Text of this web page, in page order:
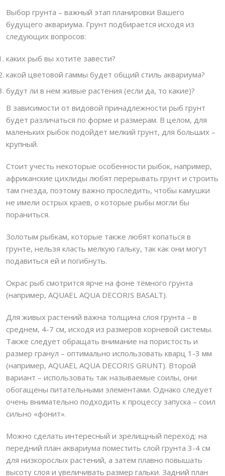
Выбор грунта – важный этап планировки Вашего
будущего аквариума. Грунт подбирается исходя из
следующих вопросов:
каких рыб вы хотите завести?
какой цветовой гаммы будет общий стиль аквариума?
будут ли в нем живые растения (если да, то какие)?
В зависимости от видовой принадлежности рыб грунт
будет различаться по форме и размерам. В целом, для
маленьких рыбок подойдет мелкий грунт, для больших –
крупный.
Стоит учесть некоторые особенности рыбок, например,
африканские цихлиды любят перерывать грунт и строить
там гнезда, поэтому важно проследить, чтобы камушки
не имели острых краев, о которые рыбы могли бы
пораниться.
Золотым рыбкам, которые также любят копаться в
грунте, нельзя класть мелкую гальку, так как они могут
подавиться ей и погибнуть.
Окрас рыб смотрится ярче на фоне тёмного грунта
(например, AQUAEL AQUA DECORIS BASALT).
Для живых растений важна толщина слоя грунта – в
среднем, 4-7 см, исходя из размеров корневой системы.
Также следует обращать внимание на пористость и
размер гранул – оптимально использовать кварц 1-3 мм
(например, AQUAEL AQUA DECORIS GRUNT). Второй
вариант – использовать так называемые соилы, они
обогащены питательными элементами. Однако следует
очень внимательно подходить к процессу запуска – соил
сильно «фонит».
Можно сделать интересный и зрелищный переход: на
передний план аквариума поместить слой грунта 3-4 см
для низкорослых растений, а затем плавно повышать
высоту слоя и увеличивать размер гальки. Задний план